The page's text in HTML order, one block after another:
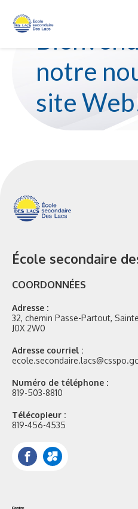
notre
site
École secondaire
COORDONNÉES
Adresse :
32, chemin Passe-Partout,
J0X 2W0
Adresse courriel :
Numéro de téléphone :
819-503-8810
Télécopieur :
819-456-4535
Facebook
Portail
Mozaik